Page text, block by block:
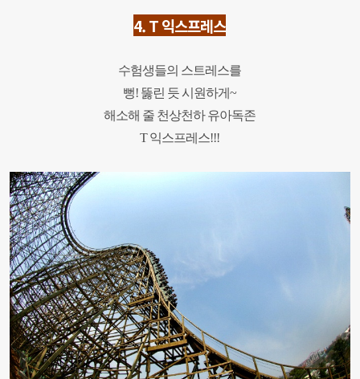
4. T 익스프레스
수험생들의 스트레스를
뻥! 뚫린 듯 시원하게~
해소해 줄 천상천하 유아독존
T 익스프레스!!!